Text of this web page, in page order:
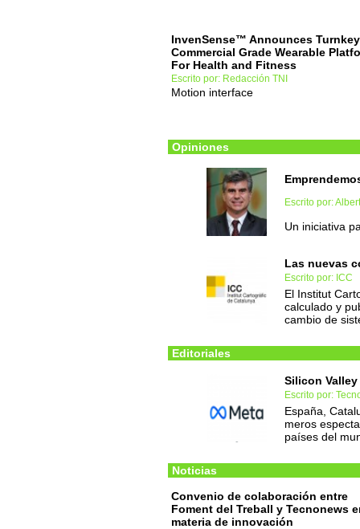
InvenSense™ Announces Turnkey
Commercial Grade Wearable
For Health and Fitness
Escrito por: Redacción TNI
Motion interface
Opiniones
Escrito por:
Un iniciativa
Las nuevas
Escrito por: ICC
El Institut
calculado y
cambio de
Editoriales
Silicon
Escrito por:
España,
meros
países del
Noticias
Convenio de colaboración entre
Foment del Treball y Tecnonews
materia de innovación